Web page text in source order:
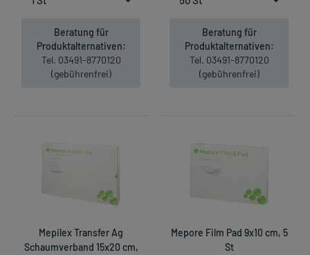
Beratung für
Produktalternativen:
Tel. 03491-8770120
(gebührenfrei)
Beratung für
Produktalternativen:
Tel. 03491-8770120
(gebührenfrei)
Mepilex Transfer Ag
Schaumverband 15x20 cm,
Mepore Film Pad 9x10 cm, 5
St